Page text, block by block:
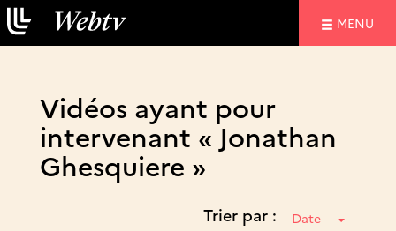
MENU
Vidéos ayant pour
intervenant « Jonathan
Ghesquiere »
Trier par : Date